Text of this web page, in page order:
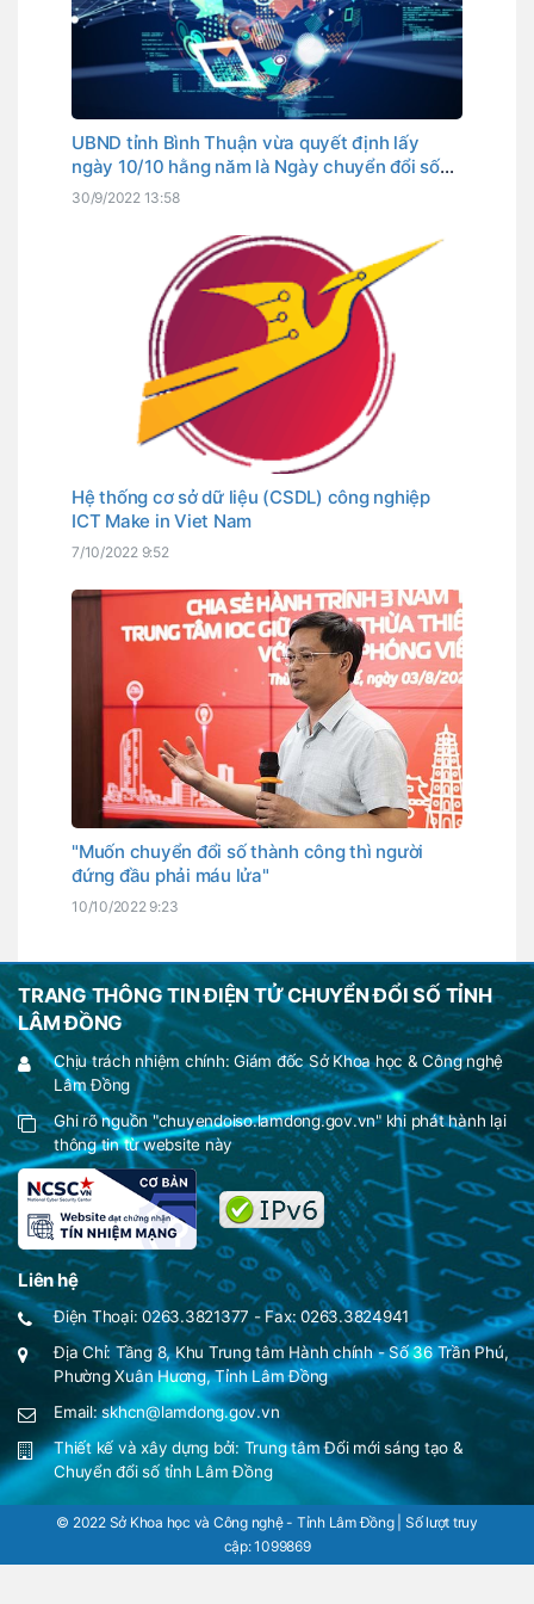
UBND tỉnh Bình Thuận vừa quyết định lấy
ngày 10/10 hằng năm là Ngày chuyển đổi số
tỉnh. Đây cũng là ngày Thủ tướng Chính phủ
30/9/2022 13:58
Hệ thống cơ sở dữ liệu (CSDL) công nghiệp
ICT Make in Viet Nam
7/10/2022 9:52
"Muốn chuyển đổi số thành công thì người
đứng đầu phải máu lửa"
10/10/2022 9:23
TRANG THÔNG TIN ĐIỆN TỬ CHUYỂN ĐỔI SỐ TỈNH
LÂM ĐỒNG
Chịu trách nhiệm chính: Giám đốc Sở Khoa học & Công nghệ
Lâm Đồng
Ghi rõ nguồn "chuyendoiso.lamdong.gov.vn" khi phát hành lại
thông tin từ website này
Liên hệ
Điện Thoại: 0263.3821377 - Fax: 0263.3824941
Địa Chỉ: Tầng 8, Khu Trung tâm Hành chính - Số 36 Trần Phú,
Phường Xuân Hương, Tỉnh Lâm Đồng
Email: skhcn@lamdong.gov.vn
Thiết kế và xây dựng bởi: Trung tâm Đổi mới sáng tạo &
Chuyển đổi số tỉnh Lâm Đồng
© 2022 Sở Khoa học và Công nghệ - Tỉnh Lâm Đồng | Số lượt truy
cập:1099869